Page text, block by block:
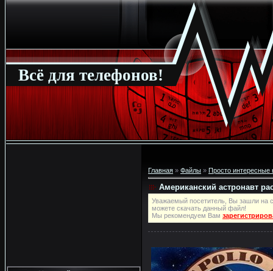
Всё для телефонов!
Главная » Файлы » Просто интересные
Американский астронавт
Уважаемый посетитель, Вы зашли на
можете скачать данный файл!
Мы рекомендуем Вам